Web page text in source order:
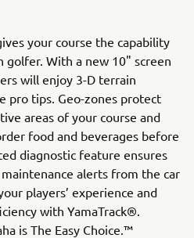
your course the capability
With a new 10" screen
will enjoy 3-D terrain
pro tips. Geo-zones protect
areas of your course and
food and beverages before
diagnostic feature ensures
alerts from the car
players’ experience and
with YamaTrack®.
is The Easy Choice.™